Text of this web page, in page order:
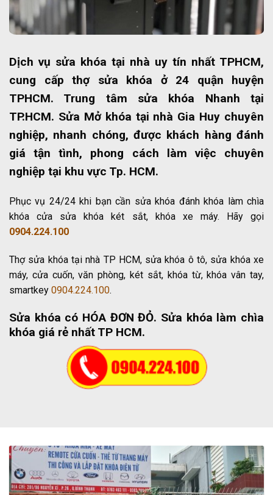
Dịch vụ sửa khóa tại nhà uy tín nhất TPHCM,
cung cấp thợ sửa khóa ở 24 quận huyện
TPHCM. Trung tâm sửa khóa Nhanh tại
TP.HCM. Sửa Mở khóa tại nhà Gia Huy chuyên
nghiệp, nhanh chóng, được khách hàng đánh
giá tận tình, phong cách làm việc chuyên
nghiệp tại khu vực Tp. HCM.
Phục vụ 24/24 khi bạn cần sửa khóa đánh khóa làm chìa
khóa cửa sửa khóa két sắt, khóa xe máy. Hãy gọi
0904.224.100
Thợ sửa khóa tại nhà TP HCM, sửa khóa ô tô, sửa khóa xe
máy, cửa cuốn, văn phòng, két sắt, khóa từ, khóa vân tay,
smartkey 0904.224.100.
Sửa khóa có HÓA ĐƠN ĐỎ. Sửa khóa làm chìa
khóa giá rẻ nhất TP HCM.